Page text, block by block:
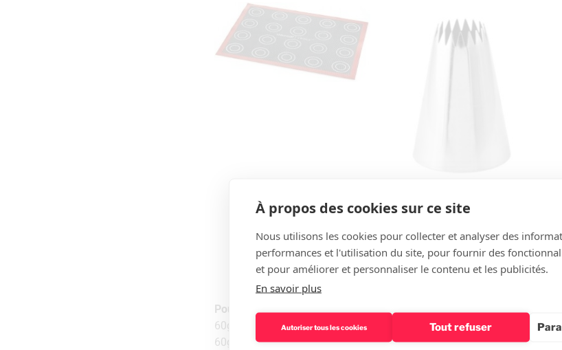
La recette
Pour‌ ‌la‌ ‌pâte‌ ‌à‌ ‌choux‌
60g‌ ‌d’eau‌ ‌
60g‌ ‌de‌ ‌lait‌ ‌
À propos des cookies sur ce site
Nous utilisons les cookies pour collecter et analyser des
performances et l'utilisation du site, pour fournir des
et pour améliorer et personnaliser le contenu et les publicités.
En savoir plus
Autoriser tous les cookies Tout refuser